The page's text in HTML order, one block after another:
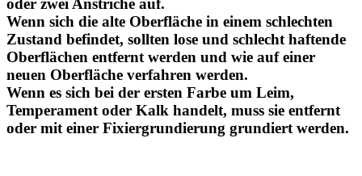
oder zwei Anstriche auf.
Wenn sich die alte Oberfläche in einem schlechten
Zustand befindet, sollten lose und schlecht haftende
Oberflächen entfernt werden und wie auf einer
neuen Oberfläche verfahren werden.
Wenn es sich bei der ersten Farbe um Leim,
Temperament oder Kalk handelt, muss sie entfernt
oder mit einer Fixiergrundierung grundiert werden.